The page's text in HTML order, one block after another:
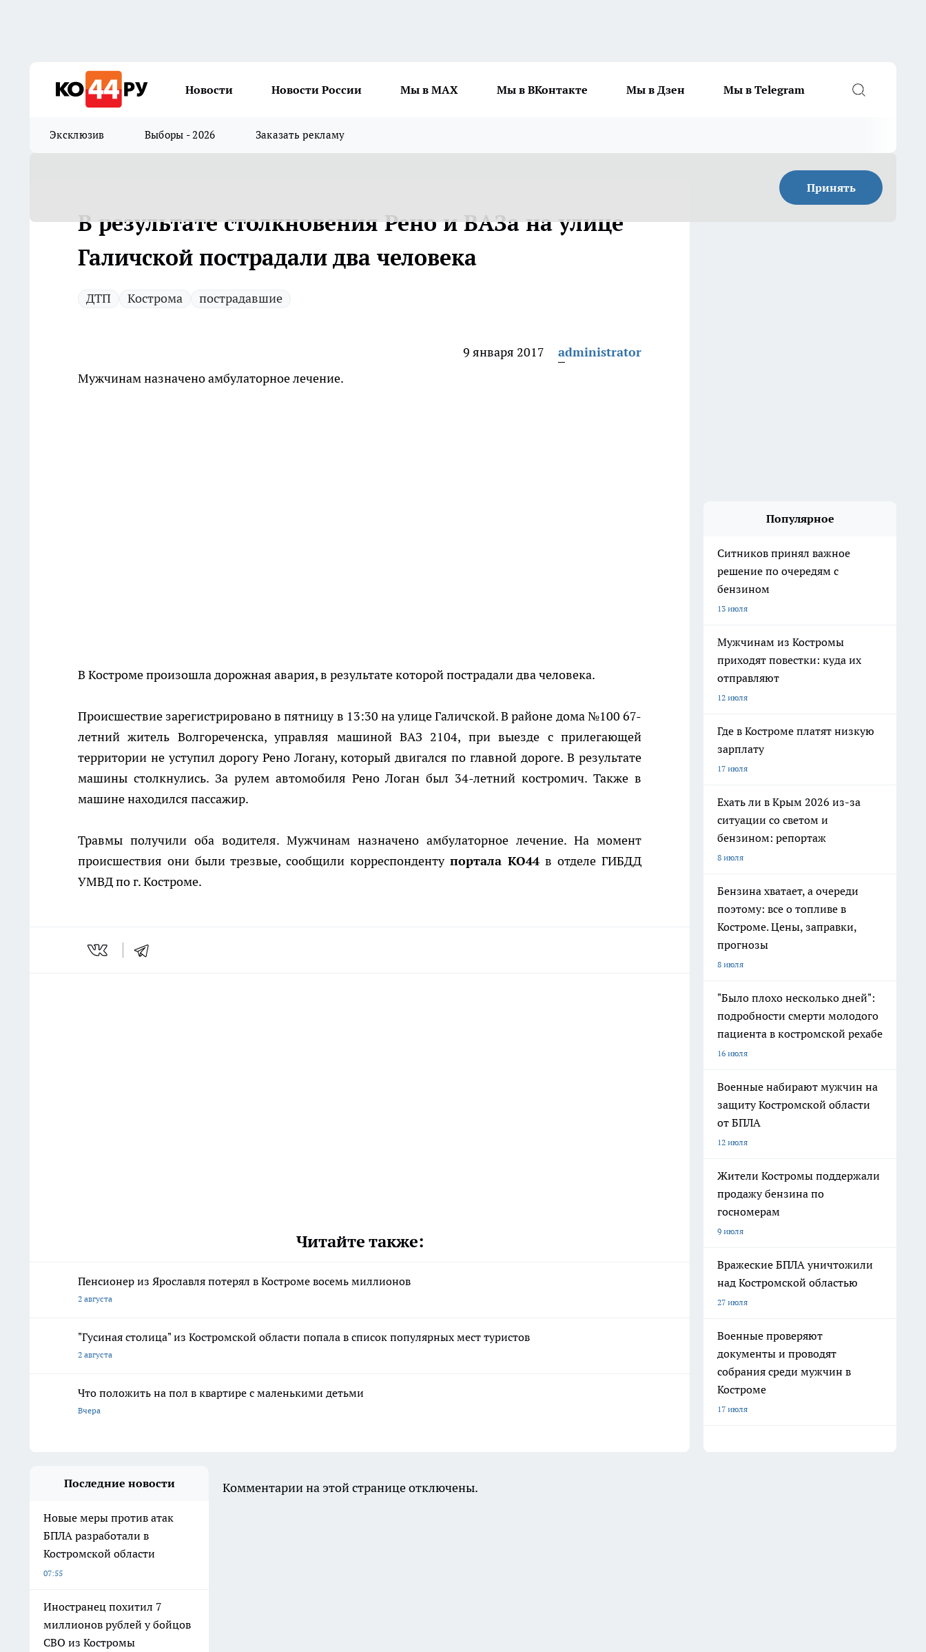
Новости Новости России Мы в MAX Мы в ВКонтакте Мы в Дзен Мы в Telegram
Эксклюзив Выборы - 2026 Заказать рекламу
Принять
В результате столкновения Рено и ВАЗа на улице
Галичской пострадали два человека
ДТП Кострома пострадавшие
9 января 2017
administrator
Мужчинам назначено амбулаторное лечение.
В Костроме произошла дорожная авария, в результате которой пострадали два человека.
Происшествие зарегистрировано в пятницу в 13:30 на улице Галичской. В районе дома №100 67-
летний житель Волгореченска, управляя машиной ВАЗ 2104, при выезде с прилегающей
территории не уступил дорогу Рено Логану, который двигался по главной дороге. В результате
машины столкнулись. За рулем автомобиля Рено Логан был 34-летний костромич. Также в
машине находился пассажир.
Травмы получили оба водителя. Мужчинам назначено амбулаторное лечение. На момент
происшествия они были трезвые, сообщили корреспонденту портала КО44 в отделе ГИБДД
УМВД по г. Костроме.
Читайте также:
Пенсионер из Ярославля потерял в Костроме восемь миллионов
2 августа
"Гусиная столица" из Костромской области попала в список популярных мест туристов
2 августа
Что положить на пол в квартире с маленькими детьми
Вчера
Популярное
Ситников принял важное
решение по очередям с
бензином
13 июля
Мужчинам из Костромы
приходят повестки: куда их
отправляют
12 июля
Где в Костроме платят низкую
зарплату
17 июля
Ехать ли в Крым 2026 из-за
ситуации со светом и
бензином: репортаж
8 июля
Бензина хватает, а очереди
поэтому: все о топливе в
Костроме. Цены, заправки,
прогнозы
8 июля
"Было плохо несколько дней":
подробности смерти молодого
пациента в костромской рехабе
16 июля
Военные набирают мужчин на
защиту Костромской области
от БПЛА
12 июля
Жители Костромы поддержали
продажу бензина по
госномерам
9 июля
Вражеские БПЛА уничтожили
над Костромской областью
27 июля
Военные проверяют
документы и проводят
собрания среди мужчин в
Костроме
17 июля
Последние новости
Новые меры против атак
БПЛА разработали в
Костромской области
07:55
Иностранец похитил 7
миллионов рублей у бойцов
СВО из Костромы
Комментарии на этой странице отключены.